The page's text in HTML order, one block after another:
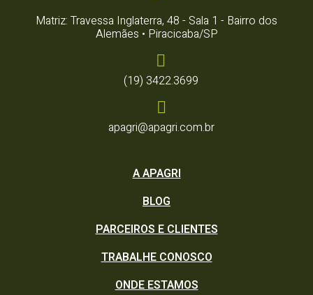
Matriz: Travessa Inglaterra, 48 - Sala 1 - Bairro dos
Alemães • Piracicaba/SP
(19) 3422.3699
apagri@apagri.com.br
A APAGRI
BLOG
PARCEIROS E CLIENTES
TRABALHE CONOSCO
ONDE ESTAMOS